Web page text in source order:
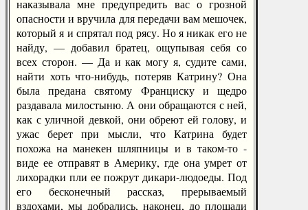
наказывала мне предупредить вас о грозной
опасности и вручила для передачи вам мешочек,
который я и спрятал под рясу. Но я никак его не
найду, — добавил братец, ощупывая себя со
всех сторон. — Да и как могу я, судите сами,
найти хоть что-нибудь, потеряв Катрину? Она
была предана святому Франциску и щедро
раздавала милостыню. А они обращаются с ней,
как с уличной девкой, они обреют ей голову, и
ужас берет при мысли, что Катрина будет
похожа на манекен шляпницы и в таком-то -
виде ее отправят в Америку, где она умрет от
лихорадки пли ее пожрут дикари-людоеды. Под
его бесконечный рассказ, прерываемый
вздохами, мы добрались, наконец, до площади